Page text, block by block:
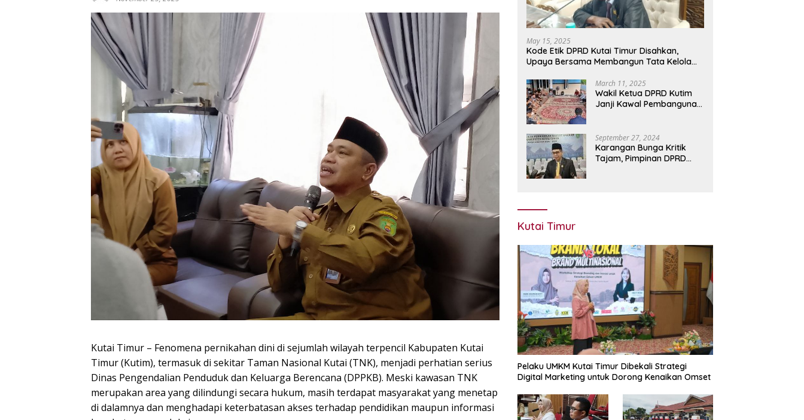
Kutai Timur – Fenomena pernikahan dini di sejumlah wilayah terpencil Kabupaten Kutai
Timur (Kutim), termasuk di sekitar Taman Nasional Kutai (TNK), menjadi perhatian serius
Dinas Pengendalian Penduduk dan Keluarga Berencana (DPPKB). Meski kawasan TNK
merupakan area yang dilindungi secara hukum, masih terdapat masyarakat yang menetap
di dalamnya dan menghadapi keterbatasan akses terhadap pendidikan maupun informasi
May 15, 2025
Kode Etik DPRD Kutai Timur Disahkan,
Upaya Bersama Membangun Tata Kelola
March 11, 2025
Wakil Ketua DPRD Kutim
Janji Kawal Pembangunan
September 27, 2024
Karangan Bunga Kritik
Tajam, Pimpinan DPRD
Kutai Timur
Pelaku UMKM Kutai Timur Dibekali Strategi
Digital Marketing untuk Dorong Kenaikan Omset